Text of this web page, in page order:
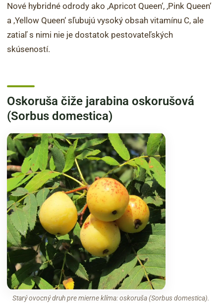
Nové hybridné odrody ako ‚Apricot Queen‘, ‚Pink Queen‘
a ‚Yellow Queen‘ sľubujú vysoký obsah vitamínu C, ale
zatiaľ s nimi nie je dostatok pestovateľských
skúseností.
Oskoruša čiže jarabina oskorušová
(Sorbus domestica)
Starý ovocný druh pre mierne klíma: oskoruša (Sorbus domestica).